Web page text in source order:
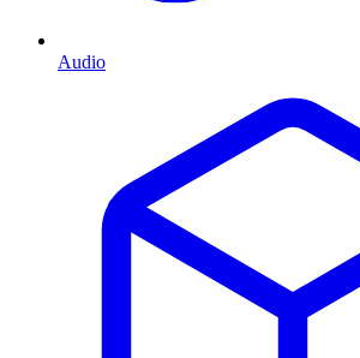
Audio